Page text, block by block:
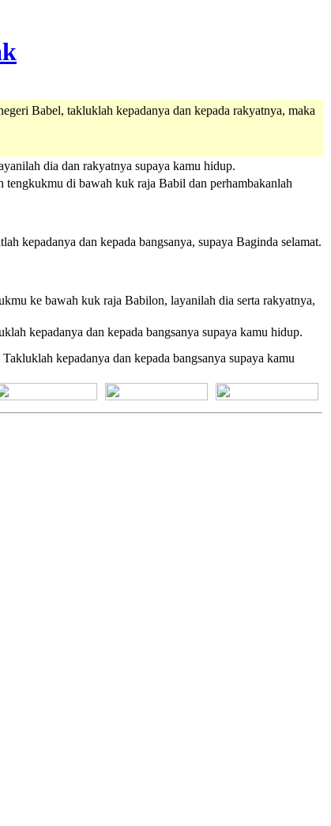
Babel, takluklah kepadanya dan kepada rakyatnya, maka
dia dan rakyatnya supaya kamu hidup.
tengkukmu di bawah kuk raja Babil dan perhambakanlah
kepadanya dan kepada bangsanya, supaya Baginda selamat.
ke bawah kuk raja Babilon, layanilah dia serta rakyatnya,
kepadanya dan kepada bangsanya supaya kamu hidup.
kepadanya dan kepada bangsanya supaya kamu